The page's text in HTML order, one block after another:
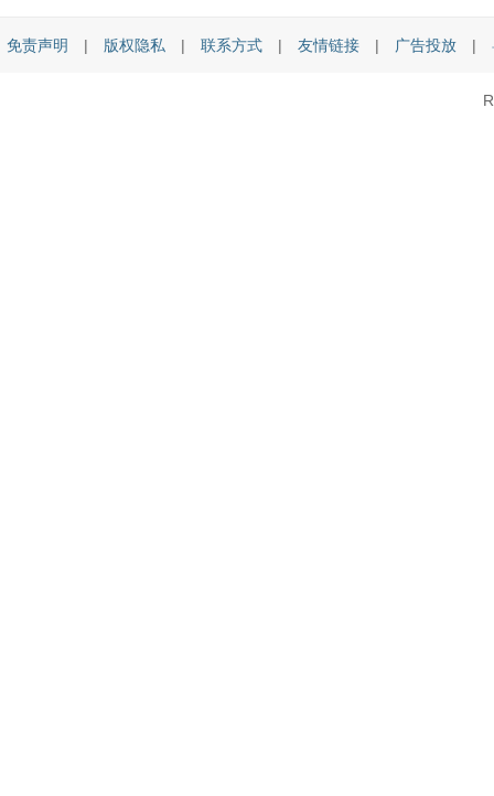
免责声明 | 版权隐私 | 联系方式 | 友情链接 | 广告投放 |